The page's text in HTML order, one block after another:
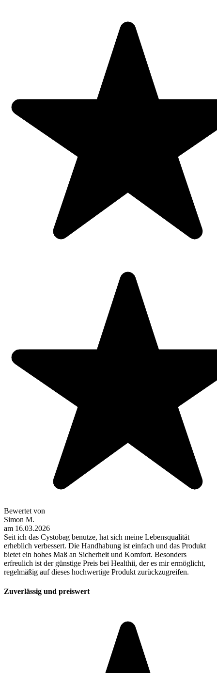
Bewertet von
Simon M.
am 16.03.2026
Seit ich das Cystobag benutze, hat sich meine Lebensqualität
erheblich verbessert. Die Handhabung ist einfach und das Produkt
bietet ein hohes Maß an Sicherheit und Komfort. Besonders
erfreulich ist der günstige Preis bei Healthii, der es mir ermöglicht,
regelmäßig auf dieses hochwertige Produkt zurückzugreifen.
Zuverlässig und preiswert